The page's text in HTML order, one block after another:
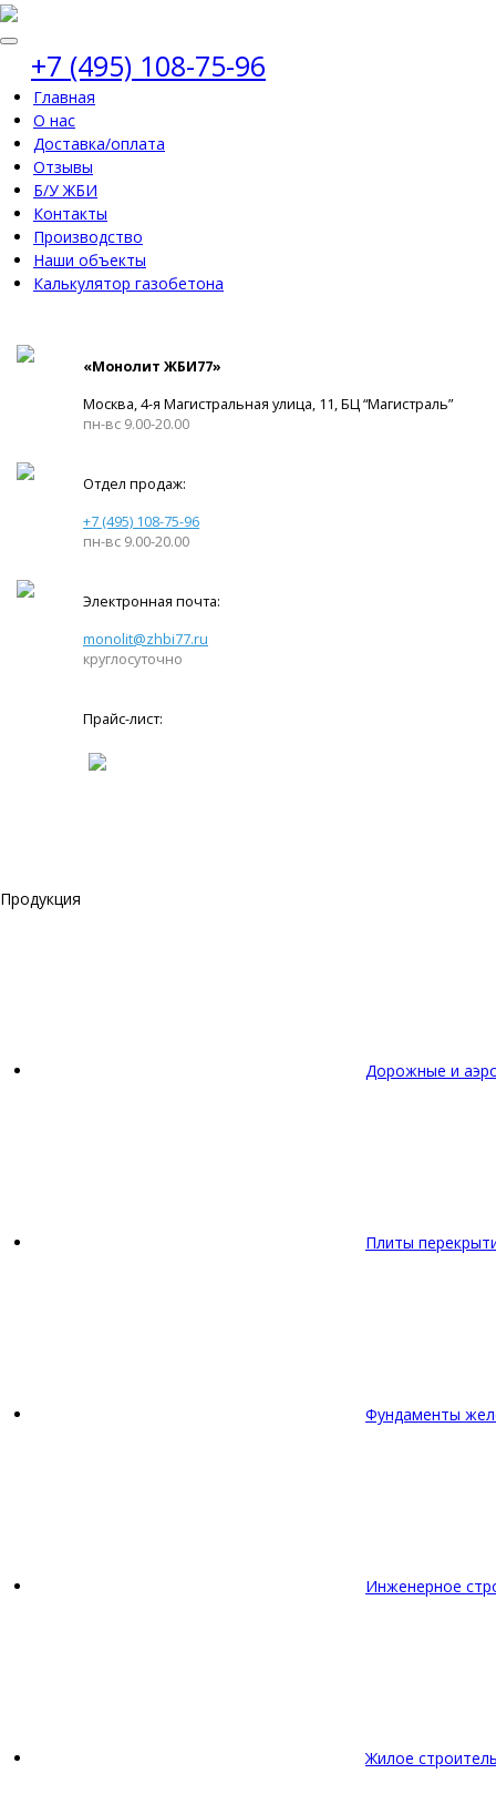
+7 (495) 108-75-96
Главная
О нас
Доставка/оплата
Отзывы
Б/У ЖБИ
Контакты
Производство
Наши объекты
Калькулятор газобетона
«Монолит ЖБИ77»
Москва, 4-я Магистральная улица, 11, ​БЦ “Магистраль”
пн-вс 9.00-20.00
Отдел продаж:
+7 (495) 108-75-96
пн-вс 9.00-20.00
Электронная почта:
monolit@zhbi77.ru
круглосуточно
Прайс-лист:
Продукция
Дорожные и
Плиты
Фундаменты
Инженерное
Жилое